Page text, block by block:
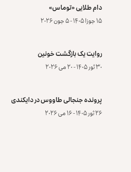
دام طلایی «توماس»
۱۵ جوزا ۱۴۰۵ - ۵ جون ۲۰۲۶
روایت یک بازگشت خونین
۳۰ ثور ۱۴۰۵ - ۲۰ می ۲۰۲۶
پرونده‌ جنجالی طاووس در دایکندی
۲۶ ثور ۱۴۰۵ - ۱۶ می ۲۰۲۶